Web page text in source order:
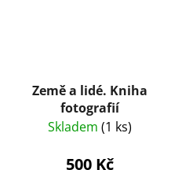
Země a lidé. Kniha
fotografií
Skladem (1 ks)
500 Kč